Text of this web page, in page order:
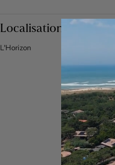
Localisation du bien
L'Horizon